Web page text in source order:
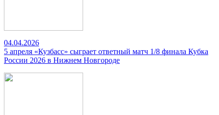
04.04.2026
5 апреля «Кузбасс» сыграет ответный матч 1/8 финала Кубка
России 2026 в Нижнем Новгороде